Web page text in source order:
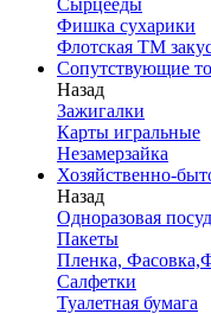
Сырцееды
Фишка сухарики
Флотская ТМ
Сопутствующие
Назад
Зажигалки
Карты игральные
Незамерзайка
Хозяйственно-
Назад
Одноразовая
Пакеты
Пленка,
Салфетки
Туалетная бумага